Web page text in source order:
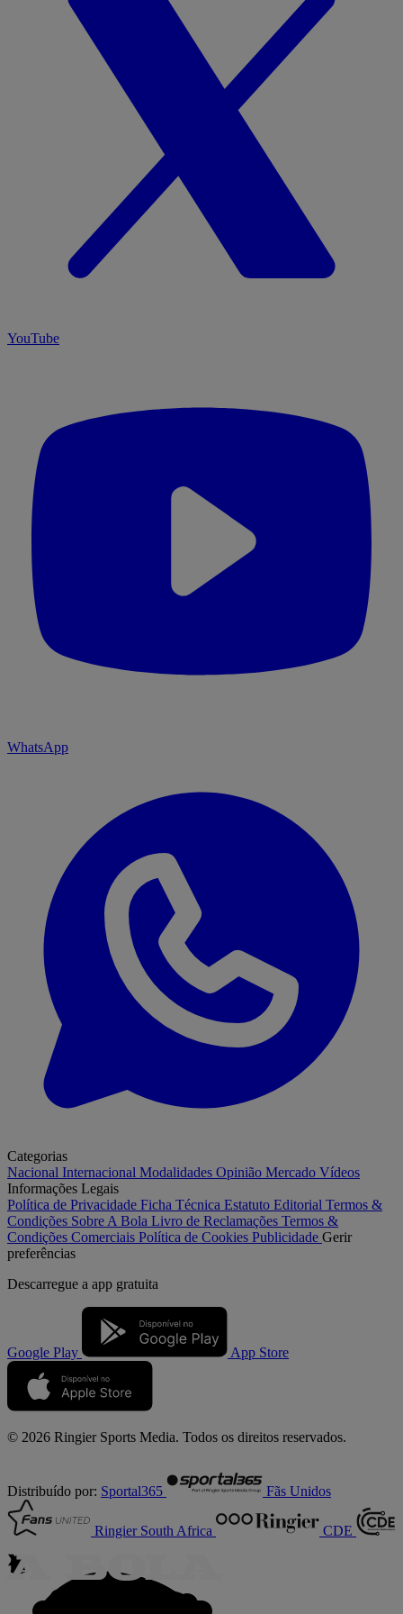
YouTube
WhatsApp
Categorias
Nacional Internacional Modalidades Opinião Mercado Vídeos
Informações Legais
Política de Privacidade Ficha Técnica Estatuto Editorial Termos &
Condições Sobre A Bola Livro de Reclamações Termos &
Condições Comerciais Política de Cookies Publicidade Gerir
preferências
Descarregue a app gratuita
Google Play App Store
© 2026 Ringier Sports Media. Todos os direitos reservados.
Distribuído por: Sportal365 Fãs Unidos
Ringier South Africa CDE